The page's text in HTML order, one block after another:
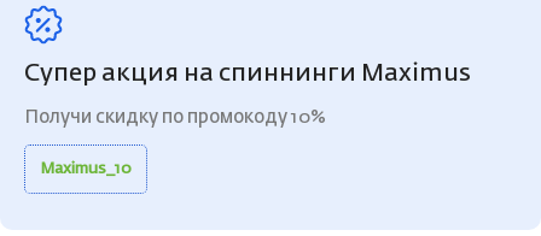
Супер акция на спиннинги Maximus
Получи скидку по промокоду 10%
Maximus_10